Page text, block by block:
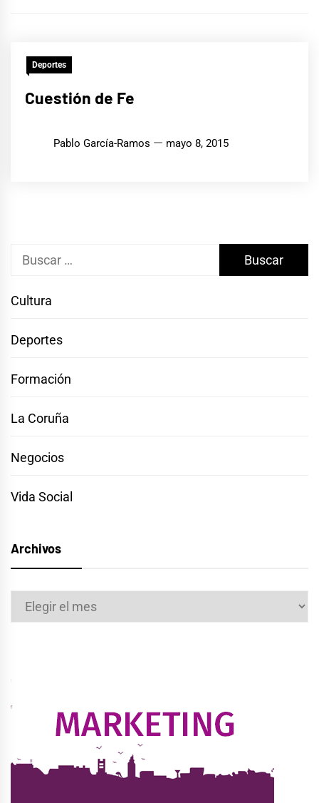
Deportes
Cuestión de Fe
Pablo García-Ramos mayo 8, 2015
Buscar:
Cultura
Deportes
Formación
La Coruña
Negocios
Vida Social
Archivos
Archivos